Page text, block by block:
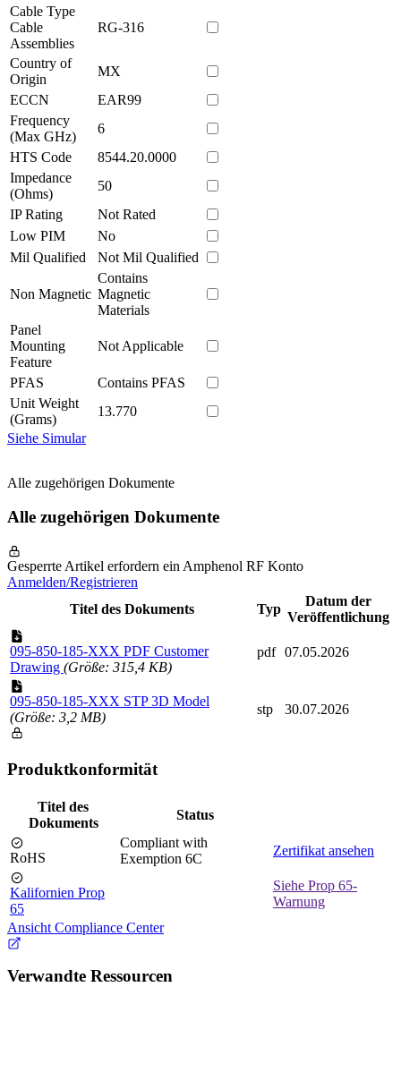
Cable Type
Cable
Assemblies
RG-316
Country of
Origin
MX
ECCN
EAR99
Frequency
(Max GHz)
6
HTS Code
8544.20.0000
Impedance
(Ohms)
50
IP Rating
Not Rated
Low PIM
No
Mil Qualified
Not Mil Qualified
Non Magnetic
Contains
Magnetic
Materials
Panel
Mounting
Feature
Not Applicable
PFAS
Contains PFAS
Unit Weight
(Grams)
13.770
Siehe Simular
Alle zugehörigen Dokumente
Alle zugehörigen Dokumente
Gesperrte Artikel erfordern ein Amphenol RF Konto
Anmelden/Registrieren
Titel des Dokuments
Typ
Datum der
Veröffentlichung
095-850-185-XXX PDF Customer
Drawing (Größe: 315,4 KB)
pdf 07.05.2026
095-850-185-XXX STP 3D Model
(Größe: 3,2 MB)
stp 30.07.2026
Produktkonformität
Titel des
Dokuments
Status
RoHS
Compliant with
Exemption 6C
Zertifikat ansehen
Kalifornien Prop
65
Siehe Prop 65-
Warnung
Ansicht Compliance Center
Verwandte Ressourcen